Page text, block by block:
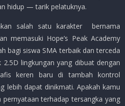
hidup — tarik pelatuknya.
salah satu karakter bernama
memasuki Hope’s Peak Academy
bagi siswa SMA terbaik dan terceda
lingkungan yang dibuat dengan
keren baru di tambah kontrol
lebih dapat dinikmati. Apakah kamu
terhadap tersangka yang